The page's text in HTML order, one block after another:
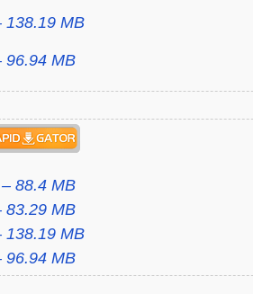
138.19 MB
96.94 MB
88.4 MB
83.29 MB
138.19 MB
96.94 MB